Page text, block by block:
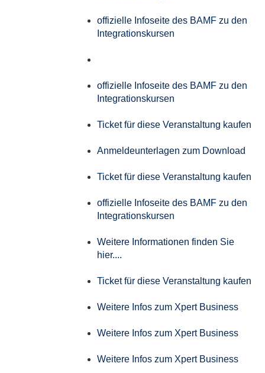
offizielle Infoseite des BAMF zu den
Integrationskursen
offizielle Infoseite des BAMF zu den
Integrationskursen
Ticket für diese Veranstaltung kaufen
Anmeldeunterlagen zum Download
Ticket für diese Veranstaltung kaufen
offizielle Infoseite des BAMF zu den
Integrationskursen
Weitere Informationen finden Sie
hier....
Ticket für diese Veranstaltung kaufen
Weitere Infos zum Xpert Business
Weitere Infos zum Xpert Business
Weitere Infos zum Xpert Business